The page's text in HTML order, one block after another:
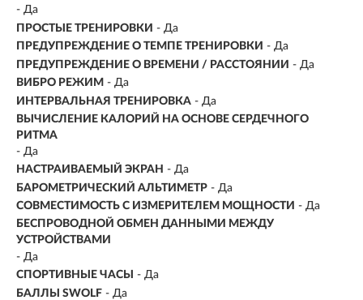
- Да
ПРОСТЫЕ ТРЕНИРОВКИ - Да
ПРЕДУПРЕЖДЕНИЕ О ТЕМПЕ ТРЕНИРОВКИ - Да
ПРЕДУПРЕЖДЕНИЕ О ВРЕМЕНИ / РАССТОЯНИИ - Да
ВИБРО РЕЖИМ - Да
ИНТЕРВАЛЬНАЯ ТРЕНИРОВКА - Да
ВЫЧИСЛЕНИЕ КАЛОРИЙ НА ОСНОВЕ СЕРДЕЧНОГО
РИТМА
- Да
НАСТРАИВАЕМЫЙ ЭКРАН - Да
БАРОМЕТРИЧЕСКИЙ АЛЬТИМЕТР - Да
СОВМЕСТИМОСТЬ С ИЗМЕРИТЕЛЕМ МОЩНОСТИ - Да
БЕСПРОВОДНОЙ ОБМЕН ДАННЫМИ МЕЖДУ
УСТРОЙСТВАМИ
- Да
СПОРТИВНЫЕ ЧАСЫ
- Да
БАЛЛЫ SWOLF - Да